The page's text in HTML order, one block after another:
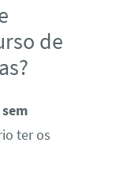
de
ter os